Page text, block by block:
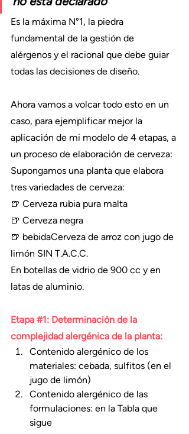
Es la máxima N°1, la piedra
fundamental de la gestión de
alérgenos y el racional que debe guiar
todas las decisiones de diseño.
Ahora vamos a volcar todo esto en un
caso, para ejemplificar mejor la
aplicación de mi modelo de 4 etapas, a
un proceso de elaboración de cerveza:
Supongamos una planta que elabora
tres variedades de cerveza:
🍺 Cerveza rubia pura malta
🍺 Cerveza negra
🍺 bebidaCerveza de arroz con jugo de
limón SIN T.A.C.C.
En botellas de vidrio de 900 cc y en
latas de aluminio.
Etapa #1: Determinación de la
complejidad alergénica de la planta:
Contenido alergénico de los
materiales: cebada, sulfitos (en el
jugo de limón)
Contenido alergénico de las
formulaciones: en la Tabla que
sigue